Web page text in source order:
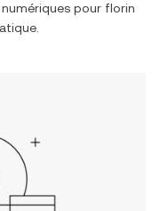
pour florin